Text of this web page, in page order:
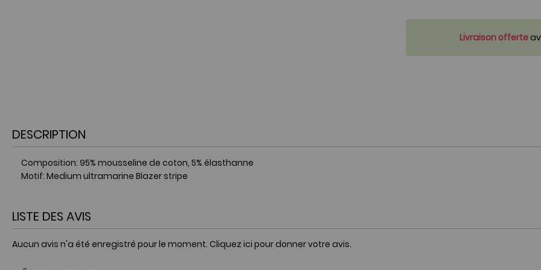
Livraison offerte
DESCRIPTION
Composition: 95% mousseline de coton, 5% élasthanne
Motif: Medium ultramarine Blazer stripe
LISTE DES AVIS
Aucun avis n'a été enregistré pour le moment. Cliquez ici pour donner votre avis.